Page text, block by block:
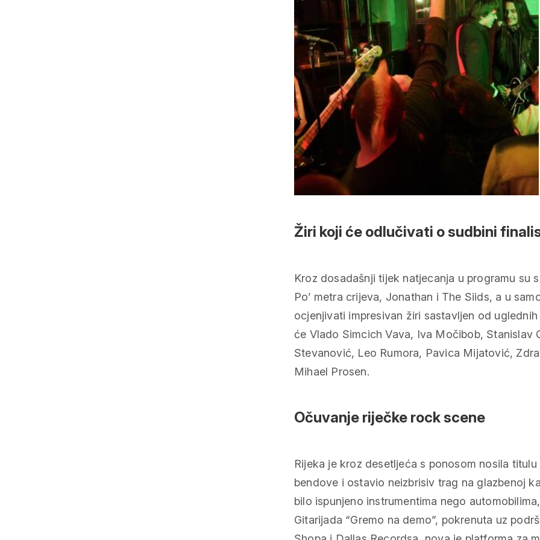
Žiri koji će odlučivati o sudbini
Kroz dosadašnji tijek natjecanja u programu su
Po’ metra crijeva, Jonathan i The Siids, a u
ocjenjivati impresivan žiri sastavljen od
će Vlado Simcich Vava, Iva Močibob,
Stevanović, Leo Rumora, Pavica Mijatović,
Mihael Prosen.
Očuvanje riječke rock scene
Rijeka je kroz desetljeća s ponosom nosila
bendove i ostavio neizbrisiv trag na glazbenoj
bilo ispunjeno instrumentima nego
Gitarijada “Gremo na demo”, pokrenuta uz